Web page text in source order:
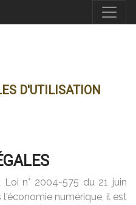
D'UTILISATION
n° 2004-575 du 21 juin
numérique, il est